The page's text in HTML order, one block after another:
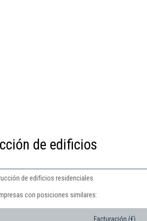
de edificios
de edificios residenciales.
con posiciones similares:
Facturación (€)